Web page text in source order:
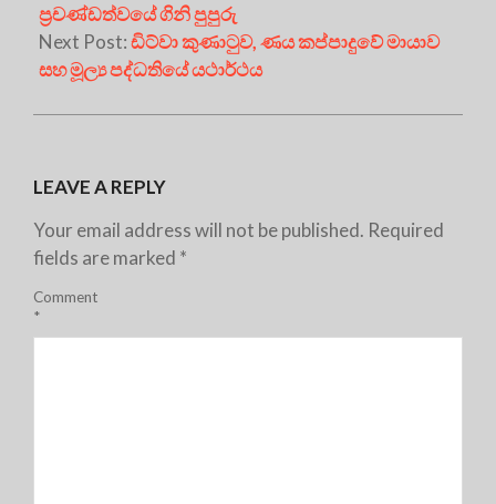
ප්‍රචණ්ඩත්වයේ ගිනි පුපුරු
Next Post:ඩිට්වා කුණාටුව, ණය කප්පාදුවේ මායාව
සහ මූල්‍ය පද්ධතියේ යථාර්ථය
LEAVE A REPLY
Your email address will not be published. Required
fields are marked *
Comment
*